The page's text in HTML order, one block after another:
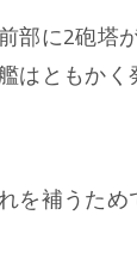
部に2砲塔
はともか
を補うため